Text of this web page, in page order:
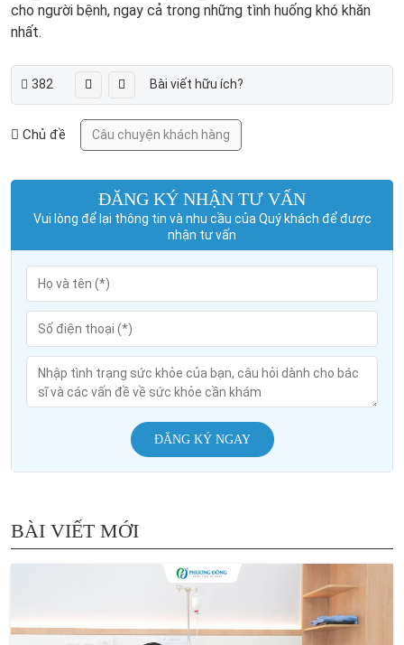
cho người bệnh, ngay cả trong những tình huống khó khăn
nhất.
382 Bài viết hữu ích?
Chủ đề Câu chuyện khách hàng
ĐĂNG KÝ NHẬN TƯ VẤN
Vui lòng để lại thông tin và nhu cầu của Quý khách để được
nhận tư vấn
ĐĂNG KÝ NGAY
BÀI VIẾT MỚI